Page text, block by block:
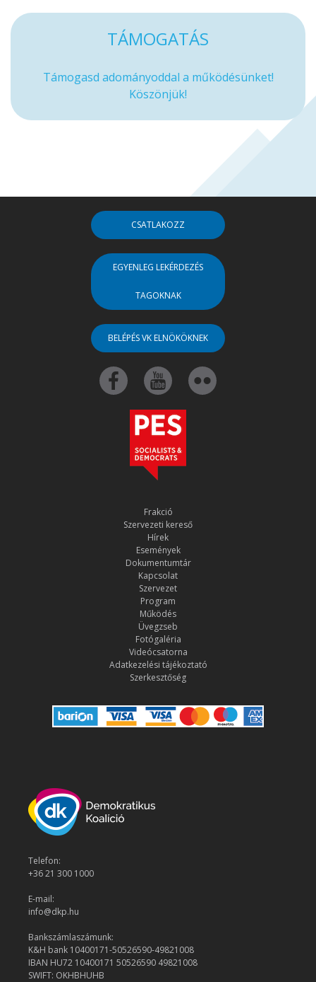
TÁMOGATÁS
Támogasd adományoddal a működésünket!
Köszönjük!
CSATLAKOZZ
EGYENLEG LEKÉRDEZÉS
TAGOKNAK
BELÉPÉS VK ELNÖKÖKNEK
Frakció
Szervezeti kereső
Hírek
Események
Dokumentumtár
Kapcsolat
Szervezet
Program
Működés
Üvegzseb
Fotógaléria
Videócsatorna
Adatkezelési tájékoztató
Szerkesztőség
Telefon:
+36 21 300 1000
E-mail:
info@dkp.hu
Bankszámlaszámunk:
K&H bank 10400171-50526590-49821008
IBAN HU72 10400171 50526590 49821008
SWIFT: OKHBHUHB